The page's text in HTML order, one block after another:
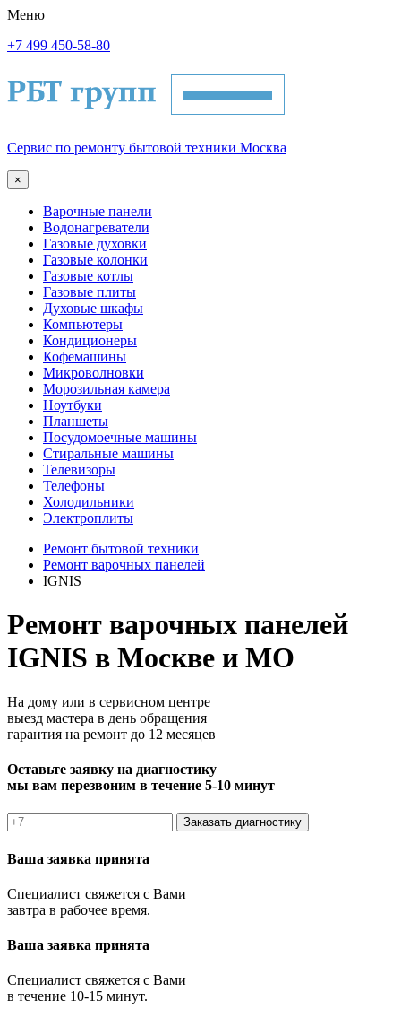
Меню
+7 499 450-58-80
Сервис по ремонту бытовой техники Москва
×
Варочные панели
Водонагреватели
Газовые духовки
Газовые колонки
Газовые котлы
Газовые плиты
Духовые шкафы
Компьютеры
Кондиционеры
Кофемашины
Микроволновки
Морозильная камера
Ноутбуки
Планшеты
Посудомоечные машины
Стиральные машины
Телевизоры
Телефоны
Холодильники
Электроплиты
Ремонт бытовой техники
Ремонт варочных панелей
IGNIS
Ремонт варочных панелей
IGNIS в Москве и МО
На дому или в сервисном центре
выезд мастера в день обращения
гарантия на ремонт до 12 месяцев
Оставьте заявку на диагностику
мы вам перезвоним в течение 5-10 минут
Заказать диагностику
Ваша заявка принята
Специалист свяжется с Вами
завтра в рабочее время.
Ваша заявка принята
Специалист свяжется с Вами
в течение 10-15 минут.